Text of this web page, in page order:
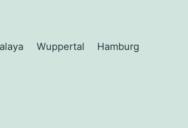
Wuppertal Hamburg